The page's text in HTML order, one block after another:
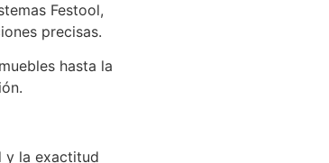
Festool,
precisas.
hasta la
y la exactitud